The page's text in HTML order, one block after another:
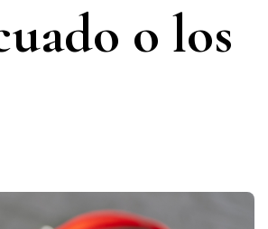
o los